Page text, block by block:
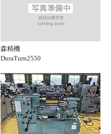
森精機
DuraTurn2550